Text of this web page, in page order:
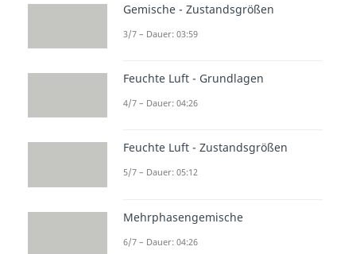
Gemische - Zustandsgrößen
3/7 – Dauer: 03:59
Feuchte Luft - Grundlagen
4/7 – Dauer: 04:26
Feuchte Luft - Zustandsgrößen
5/7 – Dauer: 05:12
Mehrphasengemische
6/7 – Dauer: 04:26